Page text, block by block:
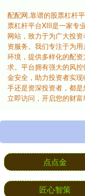
配配网,靠谱的股票杠杆
票杠杆平台XIII‌是一家专
网站，致力于为广大投
资服务。我们专注于为
环境，提供多样化的配
求。平台拥有强大的风
金安全，助力投资者实
手还是资深投资者，都是
立即访问，开启您的财富
点点金
匠心智策